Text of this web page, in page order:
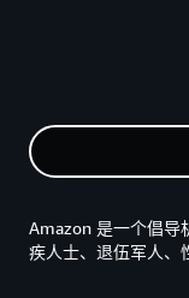
Amazon 是一个倡导
疾人士、退伍军人、